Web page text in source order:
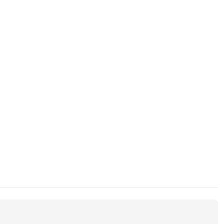
Expert*innen aus Wissenschaft & Industrie Egal, ob
Wochen, immer dienstags. Abonniere jetzt und reise
KI generiert.